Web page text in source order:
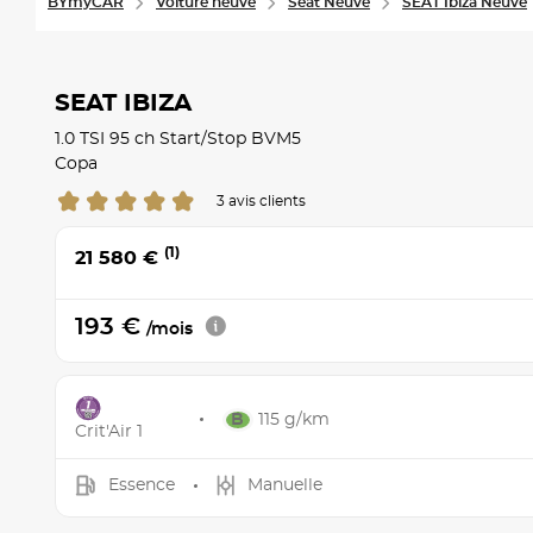
SEAT IBIZA
1.0 TSI 95 ch Start/Stop BVM5
Copa
3 avis clients
21 580 € (1)
193 € /mois
Crit'Air 1
115 g/km
Essence Manuelle